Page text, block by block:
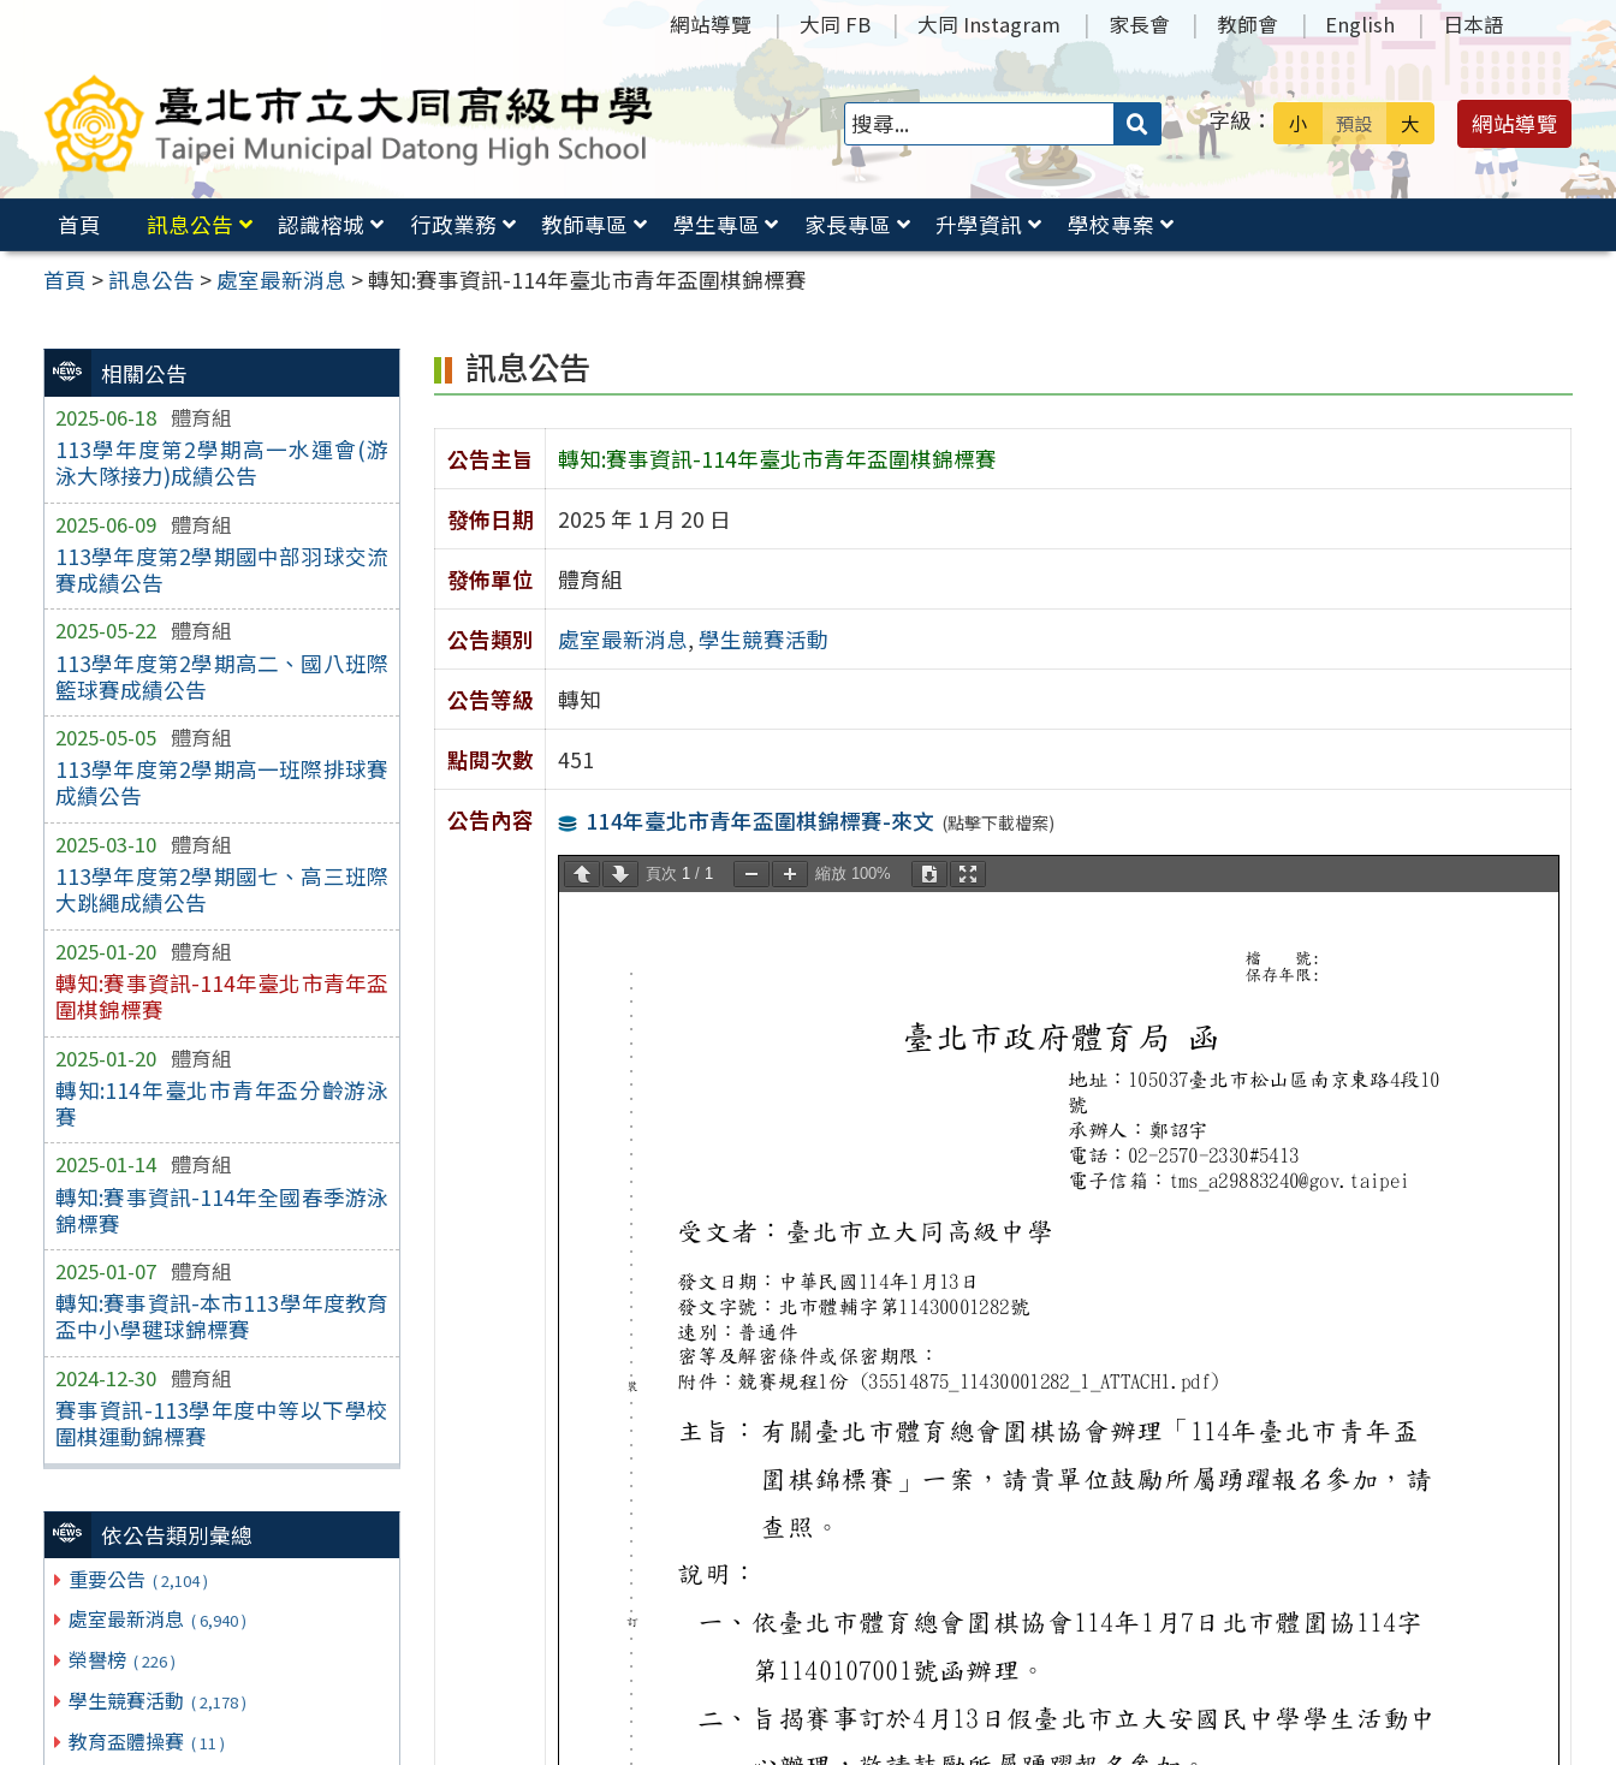
要
容
網站導覽 大同 FB 大同 Instagram 家長會 教師會 English 日本語
搜
送出 字級： 小 預設 大 網站導覽
首頁 訊息公告 認識榕城 行政業務 教師專區 學生專區 家長專區 升學資訊
學校專案
首頁 >訊息公告 > 處室最新消息 >轉知:賽事資訊-114年臺北市青年盃圍棋錦標賽
相關公告
2025-06-18 體育組
113學年度第2學期高一水運會(游
泳大隊接力)成績公告
2025-06-09 體育組
113學年度第2學期國中部羽球交流
賽成績公告
2025-05-22 體育組
113學年度第2學期高二、國八班際
籃球賽成績公告
2025-05-05 體育組
113學年度第2學期高一班際排球賽
成績公告
2025-03-10 體育組
113學年度第2學期國七、高三班際
大跳繩成績公告
2025-01-20 體育組
轉知:賽事資訊-114年臺北市青年盃
圍棋錦標賽
2025-01-20 體育組
轉知:114年臺北市青年盃分齡游泳
賽
2025-01-14 體育組
轉知:賽事資訊-114年全國春季游泳
錦標賽
2025-01-07 體育組
轉知:賽事資訊-本市113學年度教育
盃中小學毽球錦標賽
2024-12-30 體育組
賽事資訊-113學年度中等以下學校
圍棋運動錦標賽
依公告類別彙總
重要公告 ( 2,104 )
處室最新消息 ( 6,940 )
榮譽榜 ( 226 )
學生競賽活動 ( 2,178 )
教育盃體操賽 ( 11 )
訊息公告
公告主旨
轉知:賽事資訊-114年臺北市青年盃圍棋錦標賽
發佈日期
2025 年 1 月 20 日
發佈單位
體育組
公告類別
處室最新消息, 學生競賽活動
公告等級
轉知
點閱次數
451
公告內容
114年臺北市青年盃圍棋錦標賽-來文 (點擊下載檔案)
頁次 1/ 1 縮放 100%